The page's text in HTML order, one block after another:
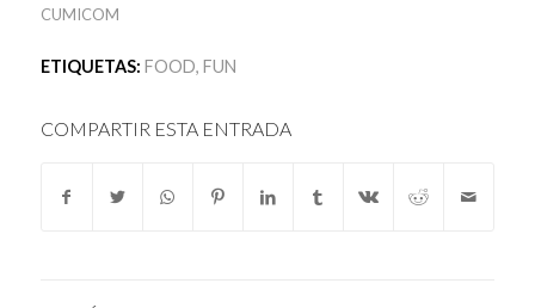
CUMICOM
ETIQUETAS: FOOD, FUN
COMPARTIR ESTA ENTRADA